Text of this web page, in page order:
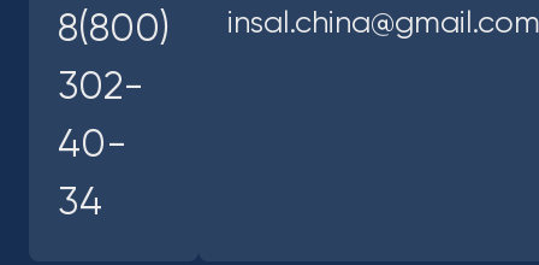
8(800)
302-
40-
34
insal.china@gmail.com